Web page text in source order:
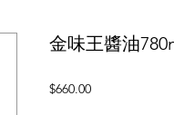
金味王醬油
$660.00價